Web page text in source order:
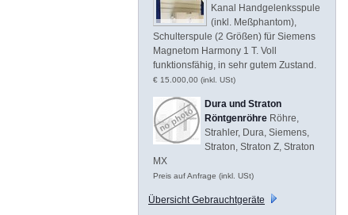
Kanal Handgelenksspule
(inkl. Meßphantom),
Schulterspule (2 Größen) für Siemens
Magnetom Harmony 1 T. Voll
funktionsfähig, in sehr gutem Zustand.
€ 15.000,00 (inkl. USt)
Dura und Straton
Röntgenröhre Röhre,
Strahler, Dura, Siemens,
Straton, Straton Z, Straton
MX
Preis auf Anfrage (inkl. USt)
Übersicht Gebrauchtgeräte